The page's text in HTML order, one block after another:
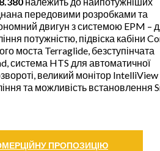
передовими розробками та
двигун з системою EPM –
потужністю, підвіска кабіни
моста Terraglide, безступінчата
система HTS для автоматичної
великий монітор
та можливість встановлення
ПРОПОЗИЦІЮ